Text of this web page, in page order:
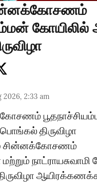
கோயிலில்
2026, 2:33 am
திருவிழா
சின்னக்கோசணம்
நாட்ராயசுவாமி